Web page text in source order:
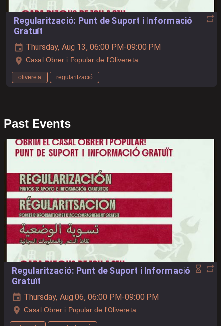
Regularització: Punt de Suport i Informació
Gratuït
Thursday, Aug 13, 06:00 PM-09:00 PM
Casal Obrer i Popular de l'Olivereta
olivereta regularització
Past Events
Regularització: Punt de Suport i Informació
Gratuït
Thursday, Aug 06, 06:00 PM-09:00 PM
Casal Obrer i Popular de l'Olivereta